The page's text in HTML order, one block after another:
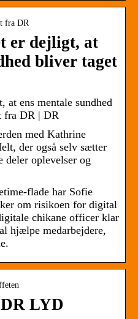
fra DR
er dejligt, at
bliver taget
ens mentale sundhed
fra DR | DR
med Kathrine
der også selv sætter
deler oplevelser og
flade har Sofie
om risikoen for digital
chikane officer klar
hjælpe medarbejdere,
LYD